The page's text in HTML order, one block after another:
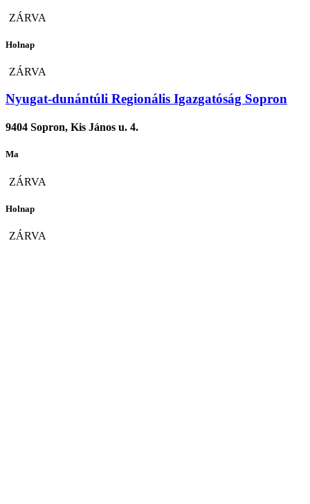
ZÁRVA
Holnap
ZÁRVA
Nyugat-dunántúli Regionális Igazgatóság Sopron
9404 Sopron, Kis János u. 4.
Ma
ZÁRVA
Holnap
ZÁRVA